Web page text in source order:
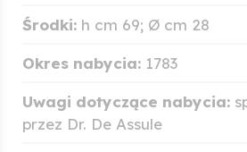
Środki: h cm 69; Ø cm 28
Okres nabycia: 1783
Uwagi dotyczące nabycia:
przez Dr. De Assule